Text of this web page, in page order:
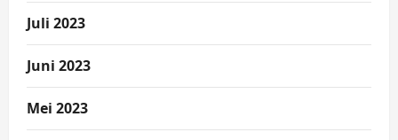
Juli 2023
Juni 2023
Mei 2023